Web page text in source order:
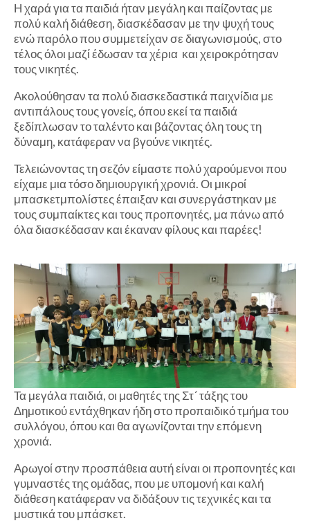
Η χαρά για τα παιδιά ήταν μεγάλη και παίζοντας με
πολύ καλή διάθεση, διασκέδασαν με την ψυχή τους
ενώ παρόλο που συμμετείχαν σε διαγωνισμούς, στο
τέλος όλοι μαζί έδωσαν τα χέρια και χειροκρότησαν
τους νικητές.
Ακολούθησαν τα πολύ διασκεδαστικά παιχνίδια με
αντιπάλους τους γονείς, όπου εκεί τα παιδιά
ξεδίπλωσαν το ταλέντο και βάζοντας όλη τους τη
δύναμη, κατάφεραν να βγούνε νικητές.
Τελειώνοντας τη σεζόν είμαστε πολύ χαρούμενοι που
είχαμε μια τόσο δημιουργική χρονιά. Οι μικροί
μπασκετμπολίστες έπαιξαν και συνεργάστηκαν με
τους συμπαίκτες και τους προπονητές, μα πάνω από
όλα διασκέδασαν και έκαναν φίλους και παρέες!
Τα μεγάλα παιδιά, οι μαθητές της Στ´ τάξης του
Δημοτικού εντάχθηκαν ήδη στο προπαιδικό τμήμα του
συλλόγου, όπου και θα αγωνίζονται την επόμενη
χρονιά.
Αρωγοί στην προσπάθεια αυτή είναι οι προπονητές και
γυμναστές της ομάδας, που με υπομονή και καλή
διάθεση κατάφεραν να διδάξουν τις τεχνικές και τα
μυστικά του μπάσκετ.